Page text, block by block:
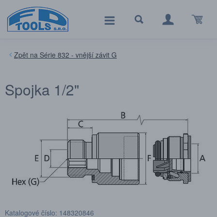
Série 832 - vnější závit G
Spojka 1/2"
Katalogové číslo: 148320846